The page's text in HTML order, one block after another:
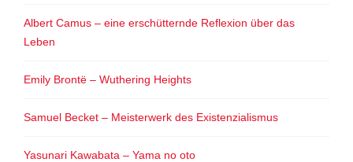
Albert Camus – eine erschütternde Reflexion über das
Leben
Emily Brontë – Wuthering Heights
Samuel Becket – Meisterwerk des Existenzialismus
Yasunari Kawabata – Yama no oto